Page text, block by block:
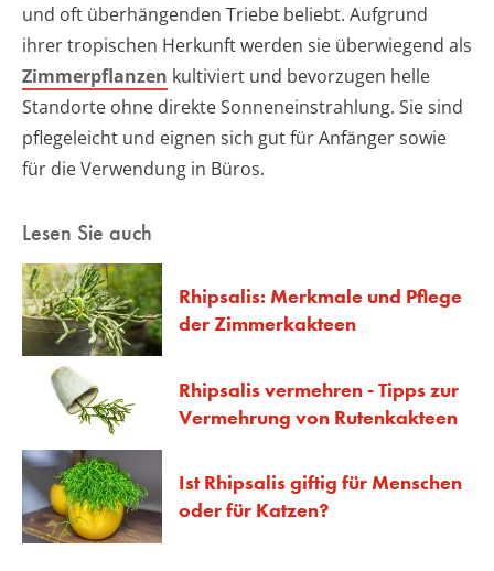
und oft überhängenden Triebe beliebt. Aufgrund
ihrer tropischen Herkunft werden sie überwiegend als
Zimmerpflanzen kultiviert und bevorzugen helle
Standorte ohne direkte Sonneneinstrahlung. Sie sind
pflegeleicht und eignen sich gut für Anfänger sowie
für die Verwendung in Büros.
Lesen Sie auch
Rhipsalis: Merkmale und Pflege
der Zimmerkakteen
Rhipsalis vermehren - Tipps zur
Vermehrung von Rutenkakteen
Ist Rhipsalis giftig für Menschen
oder für Katzen?